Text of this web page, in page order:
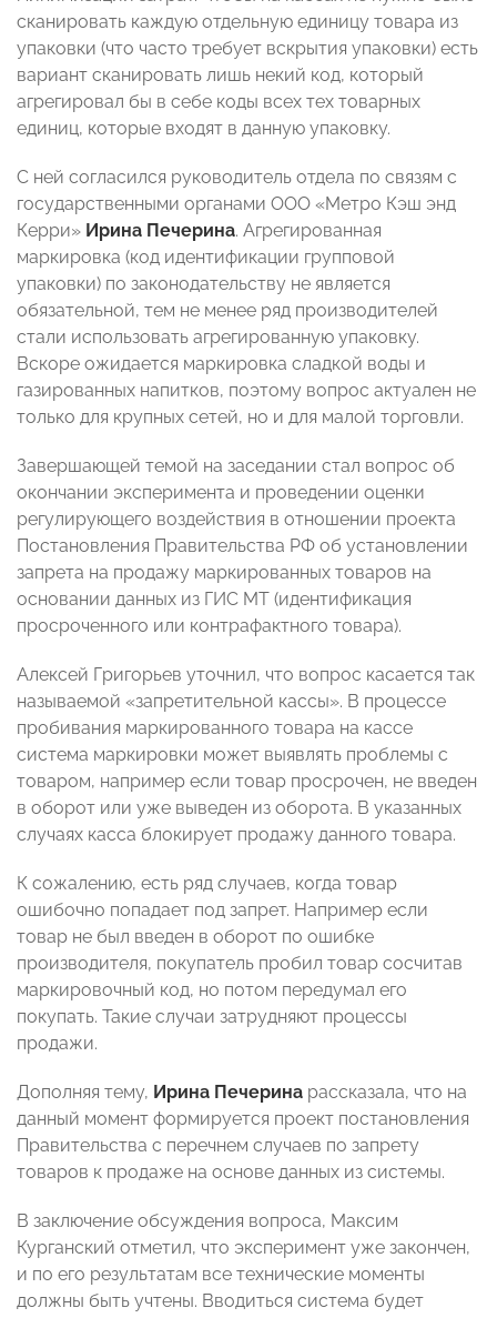
сканировать каждую отдельную единицу товара из
упаковки (что часто требует вскрытия упаковки) есть
вариант сканировать лишь некий код, который
агрегировал бы в себе коды всех тех товарных
единиц, которые входят в данную упаковку.
С ней согласился руководитель отдела по связям с
государственными органами ООО «Метро Кэш энд
Керри» Ирина Печерина. Агрегированная
маркировка (код идентификации групповой
упаковки) по законодательству не является
обязательной, тем не менее ряд производителей
стали использовать агрегированную упаковку.
Вскоре ожидается маркировка сладкой воды и
газированных напитков, поэтому вопрос актуален не
только для крупных сетей, но и для малой торговли.
Завершающей темой на заседании стал вопрос об
окончании эксперимента и проведении оценки
регулирующего воздействия в отношении проекта
Постановления Правительства РФ об установлении
запрета на продажу маркированных товаров на
основании данных из ГИС МТ (идентификация
просроченного или контрафактного товара).
Алексей Григорьев уточнил, что вопрос касается так
называемой «запретительной кассы». В процессе
пробивания маркированного товара на кассе
система маркировки может выявлять проблемы с
товаром, например если товар просрочен, не введен
в оборот или уже выведен из оборота. В указанных
случаях касса блокирует продажу данного товара.
К сожалению, есть ряд случаев, когда товар
ошибочно попадает под запрет. Например если
товар не был введен в оборот по ошибке
производителя, покупатель пробил товар сосчитав
маркировочный код, но потом передумал его
покупать. Такие случаи затрудняют процессы
продажи.
Дополняя тему, Ирина Печерина рассказала, что на
данный момент формируется проект постановления
Правительства с перечнем случаев по запрету
товаров к продаже на основе данных из системы.
В заключение обсуждения вопроса, Максим
Курганский отметил, что эксперимент уже закончен,
и по его результатам все технические моменты
должны быть учтены. Вводиться система будет